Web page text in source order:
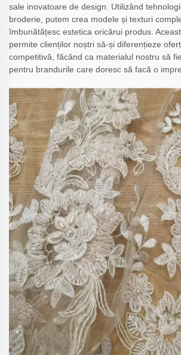
sale inovatoare de design. Utilizând
broderie, putem crea modele și texturi
îmbunătățesc estetica oricărui produs.
permite clienților noștri să-și diferențieze
competitivă, făcând ca materialul nostru să
pentru brandurile care doresc să facă o